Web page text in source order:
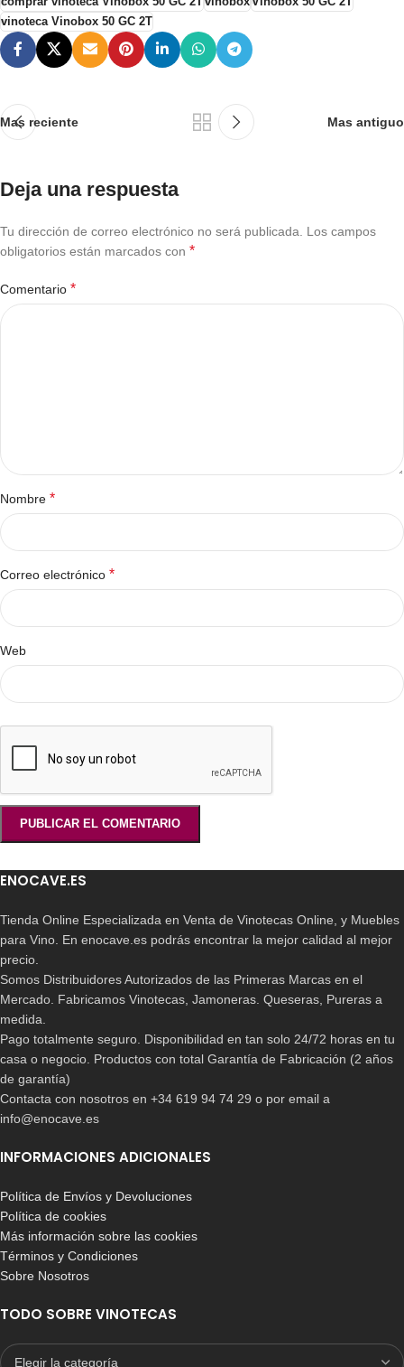
vinoteca Vinobox 50 GC 2T
Mas reciente Mas antiguo
Deja una respuesta
Tu dirección de correo electrónico no será publicada.
Los campos
obligatorios están marcados con *
Comentario *
Nombre *
Correo electrónico *
Web
ENOCAVE.ES
Tienda Online Especializada en Venta de Vinotecas Online, y Muebles
para Vino. En enocave.es podrás encontrar la mejor calidad al mejor
precio.
Somos Distribuidores Autorizados de las Primeras Marcas en el
Mercado. Fabricamos Vinotecas, Jamoneras. Queseras, Pureras a
medida.
Pago totalmente seguro. Disponibilidad en tan solo 24/72 horas en tu
casa o negocio. Productos con total Garantía de Fabricación (2 años
de garantía)
Contacta con nosotros en +34 619 94 74 29 o por email a
info@enocave.es
INFORMACIONES ADICIONALES
Política de Envíos y Devoluciones
Política de cookies
Más información sobre las cookies
Términos y Condiciones
Sobre Nosotros
TODO SOBRE VINOTECAS